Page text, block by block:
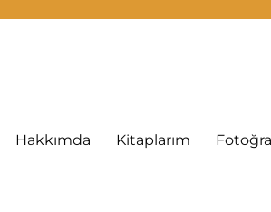
Hakkımda Kitaplarım